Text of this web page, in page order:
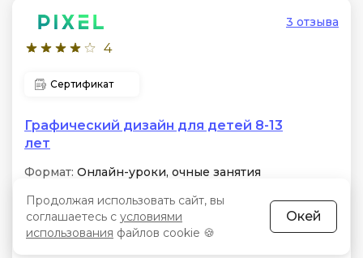
4
3 отзыва
Сертификат
Графический дизайн для детей 8-13
лет
Формат: Онлайн-уроки, очные занятия
Особенности:Canva, Pixlr и Figma: композиция,
основы колористики и типографики. Сборка
личных кейсов: от логотипов и мерча до
Продолжая использовать сайт, вы
соглашаетесь с условиями
использования файлов cookie 🍪
Окей